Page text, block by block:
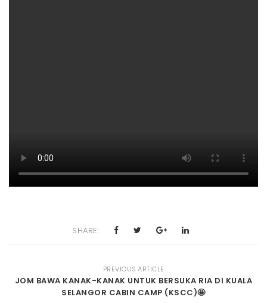
SHARE:
PREVIOUS ARTICLE
JOM BAWA KANAK-KANAK UNTUK BERSUKA RIA DI KUALA
SELANGOR CABIN CAMP (KSCC)🤩